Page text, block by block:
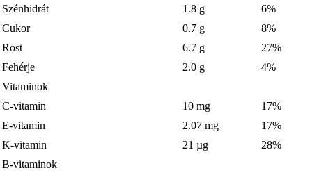
Szénhidrát
1.8 g
6%
Cukor
0.7 g
8%
Rost
6.7 g
27%
Fehérje
2.0 g
4%
Vitaminok
C-vitamin
10 mg
17%
E-vitamin
2.07 mg
17%
K-vitamin
21 µg
28%
B-vitaminok